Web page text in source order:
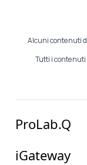
Alcuni contenuti
Tutti i
ProLab.Q
iGateway